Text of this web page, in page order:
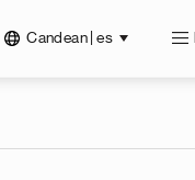
Candean | es